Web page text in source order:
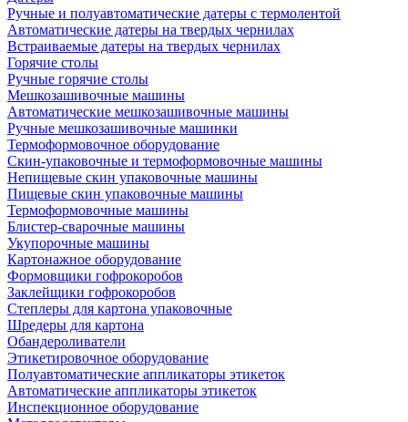
Ручные и полуавтоматические датеры с термолентой
Автоматические датеры на твердых чернилах
Встраиваемые датеры на твердых чернилах
Горячие столы
Ручные горячие столы
Мешкозашивочные машины
Автоматические мешкозашивочные машины
Ручные мешкозашивочные машинки
Термоформовочное оборудование
Скин-упаковочные и термоформовочные машины
Непищевые скин упаковочные машины
Пищевые скин упаковочные машины
Термоформовочные машины
Блистер-сварочные машины
Укупорочные машины
Картонажное оборудование
Формовщики гофрокоробов
Заклейщики гофрокоробов
Степлеры для картона упаковочные
Шредеры для картона
Обандероливатели
Этикетировочное оборудование
Полуавтоматические аппликаторы этикеток
Автоматические аппликаторы этикеток
Инспекционное оборудование